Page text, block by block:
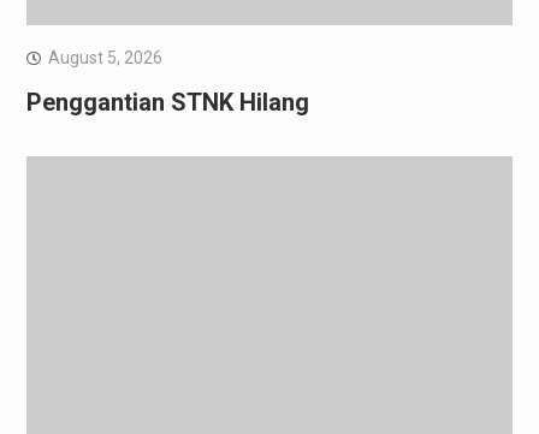
August 5, 2026
Penggantian STNK Hilang